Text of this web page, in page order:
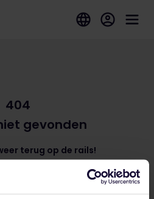
404
gevonden
terug op de rails!